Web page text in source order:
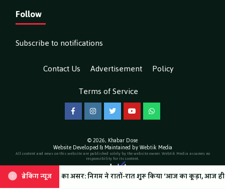
ब्रेकिंग न्यूज़
वीडियो वायरल कांवड़ मेले को लेकर नगर निगम हरिद्वार के दावे हुए
Follow
Subscribe to notifications
Contact Us
Advertisement
Policy
Terms of Service
FacebookInstagramTwitterYouTubeWhatsApp
© 2026, Khabar Dose
Website Developed & Maintained by Webtik Media
All content and news on this website are published solely by the website owner. Webtik Media assumes no
responsibility for its content.
ब्रेकिंग न्यूज़
असर: निगम ने रातों-रात शुरू किया ‘आज का कूड़ा, आज ही साफ’ अभियान,